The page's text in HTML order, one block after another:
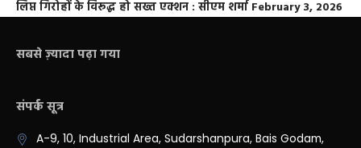
लिप्त गिरोहों के विरूद्ध हो सख्त एक्शन : सीएम शर्मा February 3, 2026
सबसे ज़्यादा पढ़ा गया
संपर्क सूत्र
A-9, 10, Industrial Area, Sudarshanpura, Bais Godam,